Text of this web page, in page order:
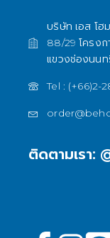
บริษัท เอส โฮ
88/29 โครงก
แขวงช่องนนท
Tel : (+66)2-
ติดตามเรา: